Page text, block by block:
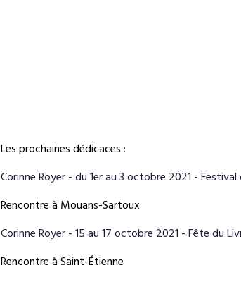
Les prochaines dédicaces :
Corinne Royer - du 1er au 3 octobre 2021 -
Rencontre à Mouans-Sartoux
Corinne Royer - 15 au 17 octobre 2021 - Fête du
Rencontre à Saint-Étienne